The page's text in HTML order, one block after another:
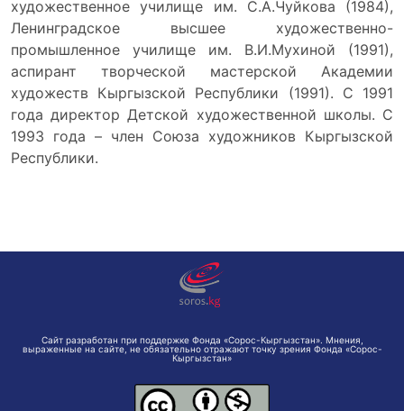
художественное училище им. С.А.Чуйкова (1984),
Ленинградское высшее художественно-
промышленное училище им. В.И.Мухиной (1991),
аспирант творческой мастерской Академии
художеств Кыргызской Республики (1991). С 1991
года директор Детской художественной школы. С
1993 года – член Союза художников Кыргызской
Республики.
Сайт разработан при поддержке Фонда «Сорос-Кыргызстан». Мнения,
выраженные на сайте, не обязательно отражают точку зрения Фонда «Сорос-
Кыргызстан»